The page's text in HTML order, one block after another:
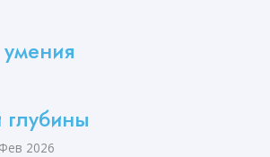
глубины
2026